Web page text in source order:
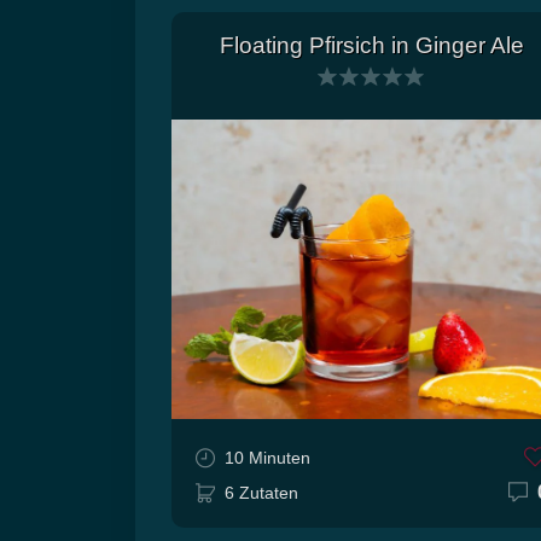
Floating Pfirsich in Ginger Ale
10 Minuten
6 Zutaten